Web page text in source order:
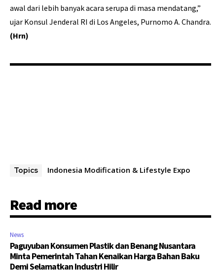
awal dari lebih banyak acara serupa di masa mendatang,”
ujar Konsul Jenderal RI di Los Angeles, Purnomo A. Chandra.
(Hrn)
Topics Indonesia Modification & Lifestyle Expo
Read more
News
Paguyuban Konsumen Plastik dan Benang Nusantara
Minta Pemerintah Tahan Kenaikan Harga Bahan Baku
Demi Selamatkan Industri Hilir